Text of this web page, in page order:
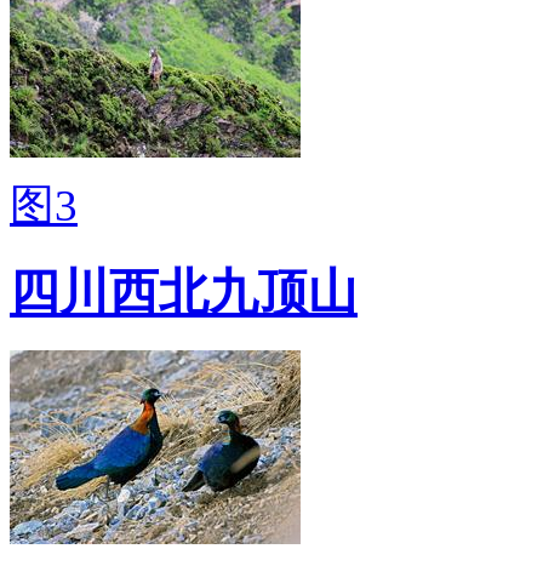
图3
四川西北九顶山